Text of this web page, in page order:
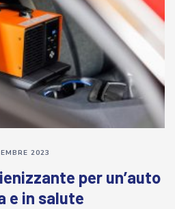
per un’auto
e in salute
2023